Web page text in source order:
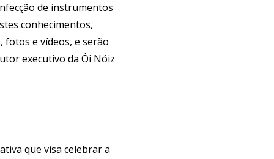
de instrumentos
conhecimentos,
e vídeos, e serão
executivo da Ói Nóiz
que visa celebrar a